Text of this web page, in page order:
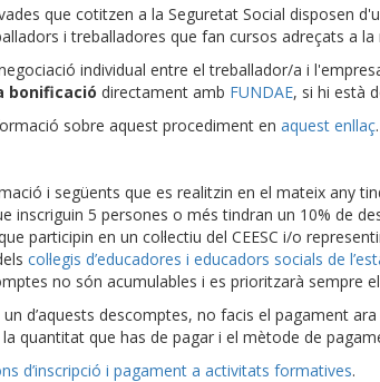
que cotitzen a la Seguretat Social disposen
i treballadores que fan cursos adreçats a
individual entre el treballador/a i
bonificació directament amb FUNDAE, si hi està
sobre aquest procediment en aquest enllaç.
i següents que es realitzin en el mateix any
inscriguin 5 persones o més tindran un 10% de
participin en un col·lectiu del CEESC i/o
col·legis d’educadores i educadors socials de
no són acumulables i es prioritzarà sempre
d’aquests descomptes, no facis el pagament
quantitat que has de pagar i el mètode de
d’inscripció i pagament a activitats formatives.